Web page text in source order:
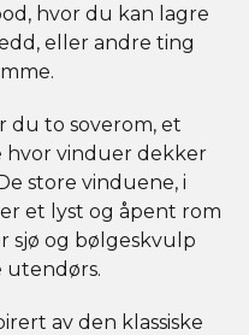
hvor du kan lagre
eller andre ting
du to soverom, et
vinduer dekker
store vinduene, i
et lyst og åpent rom
sjø og bølgeskvulp
utendørs.
av den klassiske